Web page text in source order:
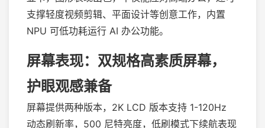
支撑轻度视频剪辑、平面设计等创意工作，内置
NPU 可低功耗运行 AI 办公功能。
屏幕表现：双规格高素质屏幕，
护眼观感兼备
屏幕提供两种版本，2K LCD 版本支持 1-120Hz
动态刷新率，500 尼特亮度，低刷模式下续航表现